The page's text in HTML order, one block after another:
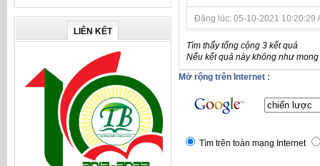
LIÊN KẾT
Đăng lúc: 05-10-2021 10:20:29
Tìm thấy tổng cộng 3 kết quả
Nếu kết quả này không như
Mở rộng trên Internet :
Tìm trên toàn mạng Internet